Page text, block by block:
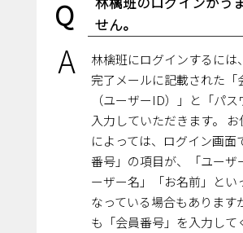
Q
せん。
A
林檎班にログインするには
完了メールに記載された「
（ユーザーID）」と「パ
入力していただきます。
によっては、ログイン画面
番号」の項目が、「ユーザ
ーザー名」「お名前」とい
なっている場合もあります
も「会員番号」を入力して